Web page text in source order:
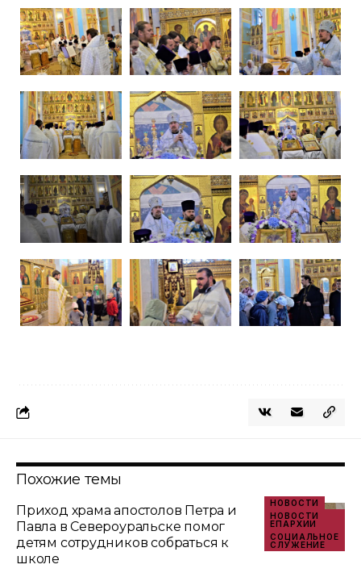
Похожие темы
НОВОСТИ
НОВОСТИ
ЕПАРХИИ
СОЦИАЛЬНОЕ
СЛУЖЕНИЕ
Приход храма апостолов Петра и
Павла в Североуральске помог
детям сотрудников собраться к
школе